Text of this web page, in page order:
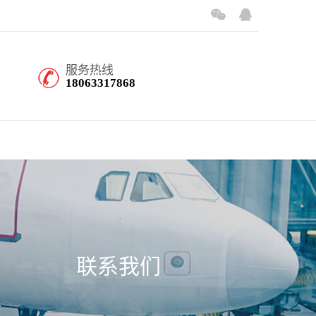
服务热线
18063317868
联系我们